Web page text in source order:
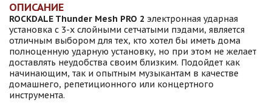
ОПИСАНИЕ
ROCKDALE Thunder Mesh PRO 2 электронная ударная
установка с 3-х слойными сетчатыми пэдами, является
отличным выбором для тех, кто хотел бы иметь дома
полноценную ударную установку, но при этом не желает
доставлять неудобства своим близким. Подойдет как
начинающим, так и опытным музыкантам в качестве
домашнего, репетиционного или концертного
инструмента.